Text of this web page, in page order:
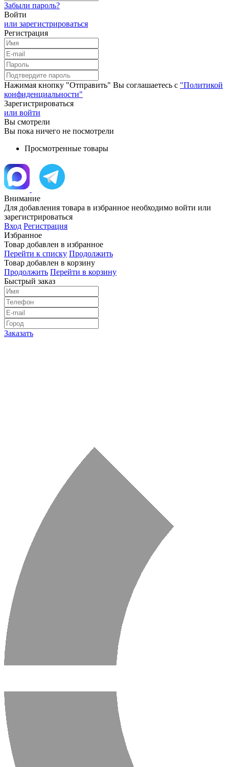
Забыли пароль?
Войти
или зарегистрироваться
Регистрация
Нажимая кнопку "Отправить" Вы соглашаетесь с "Политикой
конфиденциальности"
Зарегистрироваться
или войти
Вы смотрели
Вы пока ничего не посмотрели
Просмотренные товары
Внимание
Для добавления товара в избранное необходимо войти или
зарегистрироваться
Вход Регистрация
Избранное
Товар добавлен в избранное
Перейти к списку Продолжить
Товар добавлен в корзину
Продолжить Перейти в корзину
Быстрый заказ
Заказать